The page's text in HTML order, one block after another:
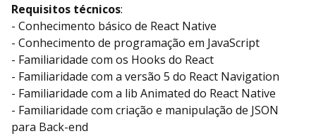
Requisitos técnicos:
- Conhecimento básico de React Native
- Conhecimento de programação em JavaScript
- Familiaridade com os Hooks do React
- Familiaridade com a versão 5 do React Navigation
- Familiaridade com a lib Animated do React Native
- Familiaridade com criação e manipulação de JSON
para Back-end